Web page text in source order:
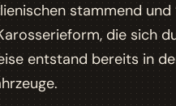
stammend
die sich
entstand bereits in